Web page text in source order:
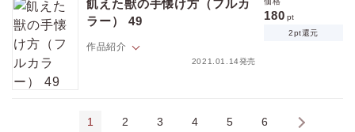
理由を聞いても誤魔化されるので隆文は未だに弘樹のことがよくわから
ない。そんなある日、酔っぱらった弘樹に突然キス＆思わぬ告白をされ
てしまう！ 「俺 吸血鬼なんだ。そして多分もうお前も…」ちょっと待
て。弘樹が吸血鬼？ そして俺も？ イキナリそんな事言われても、思考が
追いつかないんですけど――！？【フィカス】
飢えた獣の手懐け方（フルカ
ラー） 49
作品紹介
2021.01.14発売
180 pt
2pt還元
理由を聞いても誤魔化されるので隆文は未だに弘樹のことがよくわから
1 2 3 4 5 6 ›